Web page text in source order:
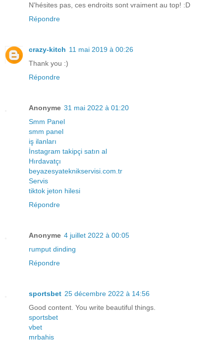
N'hésites pas, ces endroits sont vraiment au top! :D
Répondre
crazy-kitch 11 mai 2019 à 00:26
Thank you :)
Répondre
Anonyme 31 mai 2022 à 01:20
Smm Panel
smm panel
iş ilanları
İnstagram takipçi satın al
Hırdavatçı
beyazesyateknikservisi.com.tr
Servis
tiktok jeton hilesi
Répondre
Anonyme 4 juillet 2022 à 00:05
rumput dinding
Répondre
sportsbet 25 décembre 2022 à 14:56
Good content. You write beautiful things.
sportsbet
vbet
mrbahis